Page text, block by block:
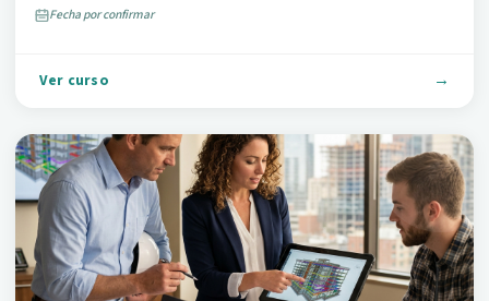
Fecha por confirmar
Ver curso